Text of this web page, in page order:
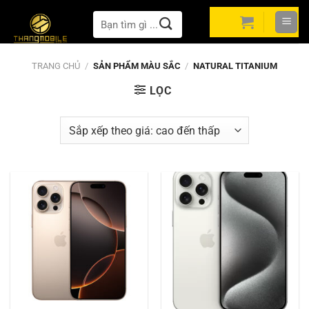
nội
Tìm
kiếm:
TRANG CHỦ / SẢN PHẨM MÀU SẮC / NATURAL TITANIUM
LỌC